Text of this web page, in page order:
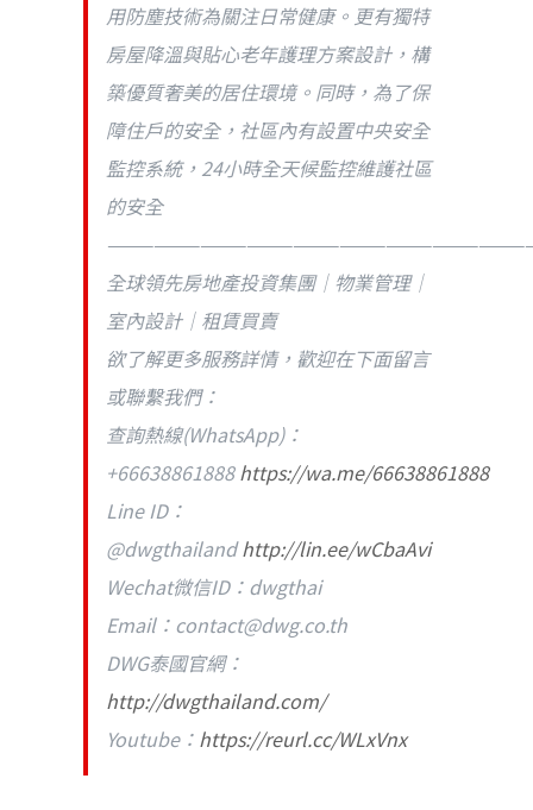
用防塵技術為關注日常健康。更有獨特
房屋降溫與貼心老年護理方案設計，構
築優質奢美的居住環境。同時，為了保
障住戶的安全，社區內有設置中央安全
監控系統，24小時全天候監控維護社區
的安全
全球領先房地產投資集團｜物業管理｜
室內設計｜租賃買賣
欲了解更多服務詳情，歡迎在下面留言
或聯繫我們：
查詢熱線(WhatsApp)：
+66638861888https://wa.me/66638861888
Line ID：
@dwgthailandhttp://lin.ee/wCbaAvi
Wechat微信ID：dwgthai
Email： contact@dwg.co.th
DWG泰國官網：
http://dwgthailand.com/
Youtube： https://reurl.cc/WLxVnx